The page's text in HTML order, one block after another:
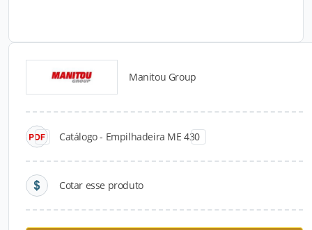
Manitou Group
Catálogo - Empilhadeira ME 430
Cotar esse produto
Catálogos para Download